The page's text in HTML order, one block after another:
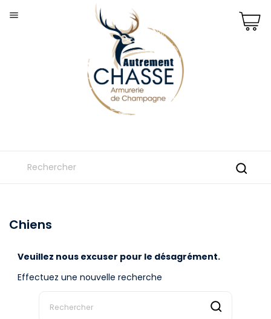

Chiens
Veuillez nous excuser pour le désagrément.
Effectuez une nouvelle recherche